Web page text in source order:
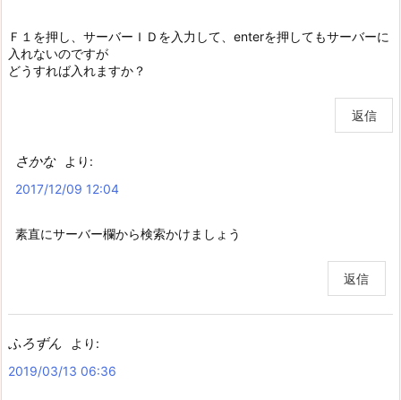
Ｆ１を押し、サーバーＩＤを入力して、enterを押してもサーバーに
入れないのですが
どうすれば入れますか？
返信
さかな
より:
2017/12/09 12:04
素直にサーバー欄から検索かけましょう
返信
ふろずん
より:
2019/03/13 06:36